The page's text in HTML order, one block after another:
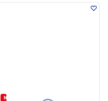
Neu